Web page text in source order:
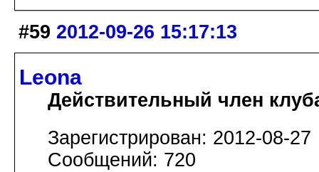
#59 2012-09-26 15:17:13
Leona
Действительный член
Зарегистрирован: 2012-08-27
Сообщений: 720